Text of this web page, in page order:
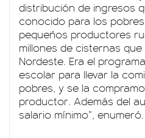
distribución de ingresos
conocido para los
pequeños productores
millones de cisternas
Nordeste. Era el
escolar para llevar la
pobres, y se la
productor. Además del
salario mínimo”, enumeró.